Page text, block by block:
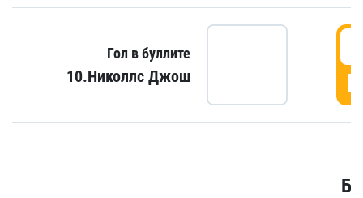
Гол в буллите
10.Николлс Джош